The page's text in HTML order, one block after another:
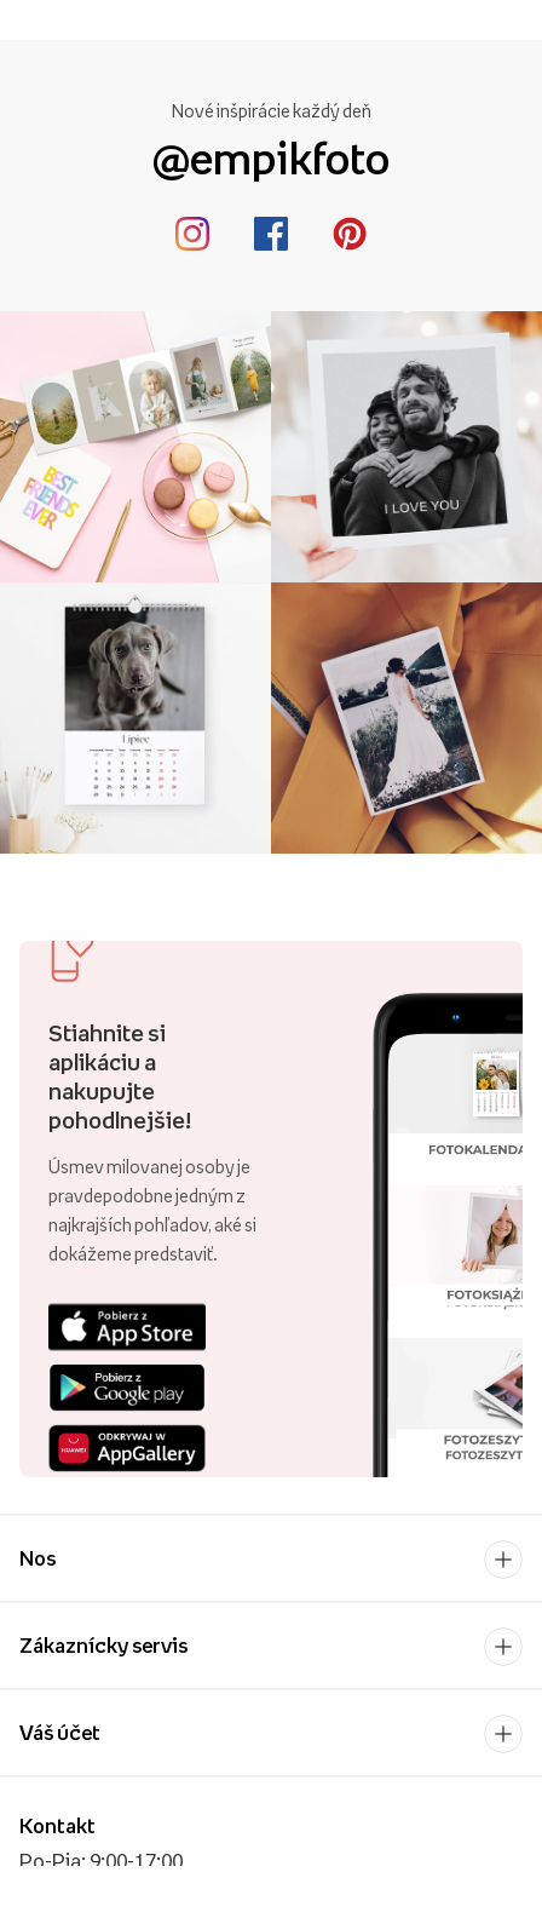
Nové inšpirácie každý deň
@empikfoto
Stiahnite si
aplikáciu a
nakupujte
pohodlnejšie!
Úsmev milovanej osoby je
pravdepodobne jedným z
najkrajších pohľadov, aké si
dokážeme predstaviť.
Nos
Zákaznícky servis
Kontakt
Po-Pia: 9:00-17:00
Váš účet